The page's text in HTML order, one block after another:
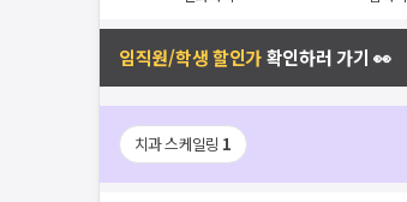
임직원/학생 할인가확인하러 가기 👀
치과 스케일링 1